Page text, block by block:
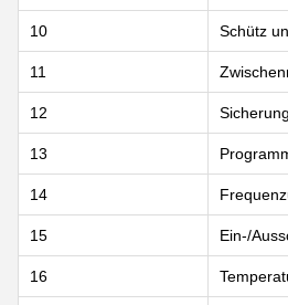
10 Schütz
11
12
13
14
15 Ein-/
16